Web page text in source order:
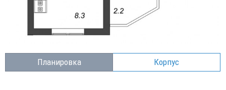
Планировка Корпус